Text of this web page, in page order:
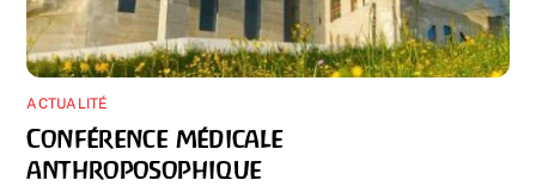
ACTUALITÉ
Conférence médicale
anthroposophique